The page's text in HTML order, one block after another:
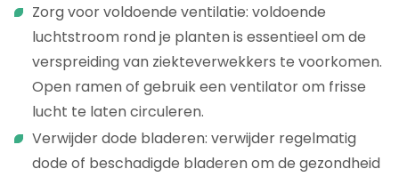
Zorg voor voldoende ventilatie: voldoende
luchtstroom rond je planten is essentieel om de
verspreiding van ziekteverwekkers te voorkomen.
Open ramen of gebruik een ventilator om frisse
lucht te laten circuleren.
Verwijder dode bladeren: verwijder regelmatig
dode of beschadigde bladeren om de gezondheid